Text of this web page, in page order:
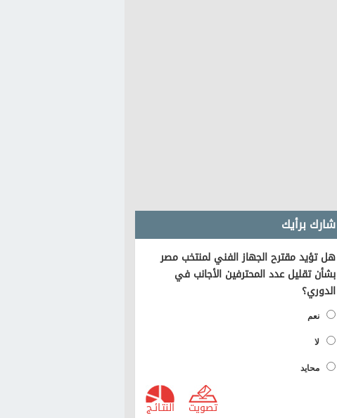
شارك برأيك
هل تؤيد مقترح الجهاز الفني لمنتخب مصر
بشأن تقليل عدد المحترفين الأجانب في
الدوري؟
نعم
لا
محايد
النتـائـج تصويت